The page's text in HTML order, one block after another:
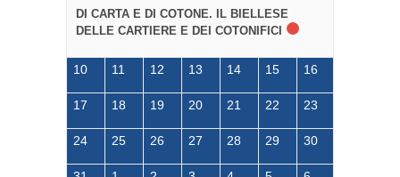
DI CARTA E DI COTONE. IL BIELLESE
DELLE CARTIERE E DEI COTONIFICI
10 11 12 13 14 15 16
17 18 19 20 21 22 23
24 25 26 27 28 29 30